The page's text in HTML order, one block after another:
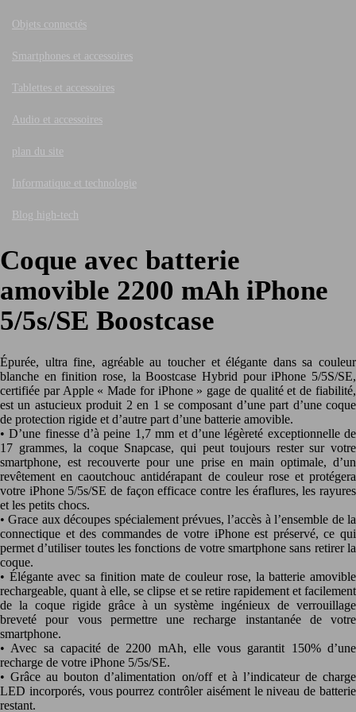
Objets connectés
Smartphones et accessoires
Tablettes et accessoires
Audio et accessoires
plan du site
Informatique et technologie
Blog high-tech
Coque avec batterie
amovible 2200 mAh iPhone
5/5s/SE Boostcase
Épurée, ultra fine, agréable au toucher et élégante dans sa couleur
blanche en finition rose, la Boostcase Hybrid pour iPhone 5/5S/SE,
certifiée par Apple « Made for iPhone » gage de qualité et de fiabilité,
est un astucieux produit 2 en 1 se composant d’une part d’une coque
de protection rigide et d’autre part d’une batterie amovible.
• D’une finesse d’à peine 1,7 mm et d’une légèreté exceptionnelle de
17 grammes, la coque Snapcase, qui peut toujours rester sur votre
smartphone, est recouverte pour une prise en main optimale, d’un
revêtement en caoutchouc antidérapant de couleur rose et protégera
votre iPhone 5/5s/SE de façon efficace contre les éraflures, les rayures
et les petits chocs.
• Grace aux découpes spécialement prévues, l’accès à l’ensemble de la
connectique et des commandes de votre iPhone est préservé, ce qui
permet d’utiliser toutes les fonctions de votre smartphone sans retirer la
coque.
• Élégante avec sa finition mate de couleur rose, la batterie amovible
rechargeable, quant à elle, se clipse et se retire rapidement et facilement
de la coque rigide grâce à un système ingénieux de verrouillage
breveté pour vous permettre une recharge instantanée de votre
smartphone.
• Avec sa capacité de 2200 mAh, elle vous garantit 150% d’une
recharge de votre iPhone 5/5s/SE.
• Grâce au bouton d’alimentation on/off et à l’indicateur de charge
LED incorporés, vous pourrez contrôler aisément le niveau de batterie
restant.